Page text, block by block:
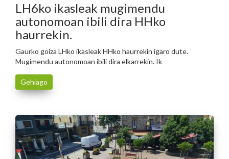
LH6ko ikasleak mugimendu
autonomoan ibili dira HHko
haurrekin.
Gaurko goiza LHko ikasleak HHko haurrekin igaro dute.
Mugimendu autonomoan ibili dira elkarrekin. Ik
Gehiago